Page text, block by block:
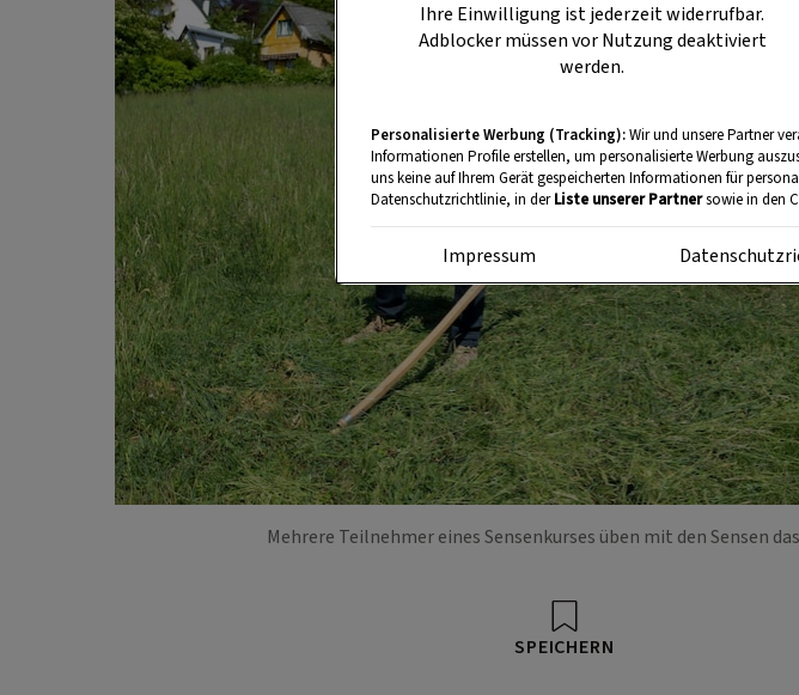
Mehrere Teilnehmer eines Sensenkurses üben mit den Sensen
SPEICHERN
Ihre Einwilligung ist jederzeit widerrufbar.
Adblocker müssen vor Nutzung deaktiviert
werden.
Personalisierte Werbung (Tracking):Wir und unsere Partner
Informationen Profile erstellen, um personalisierte Werbung
uns keine auf Ihrem Gerät gespeicherten Informationen für
Datenschutzrichtlinie, in derListe unserer Partnersowie in den
Impressum